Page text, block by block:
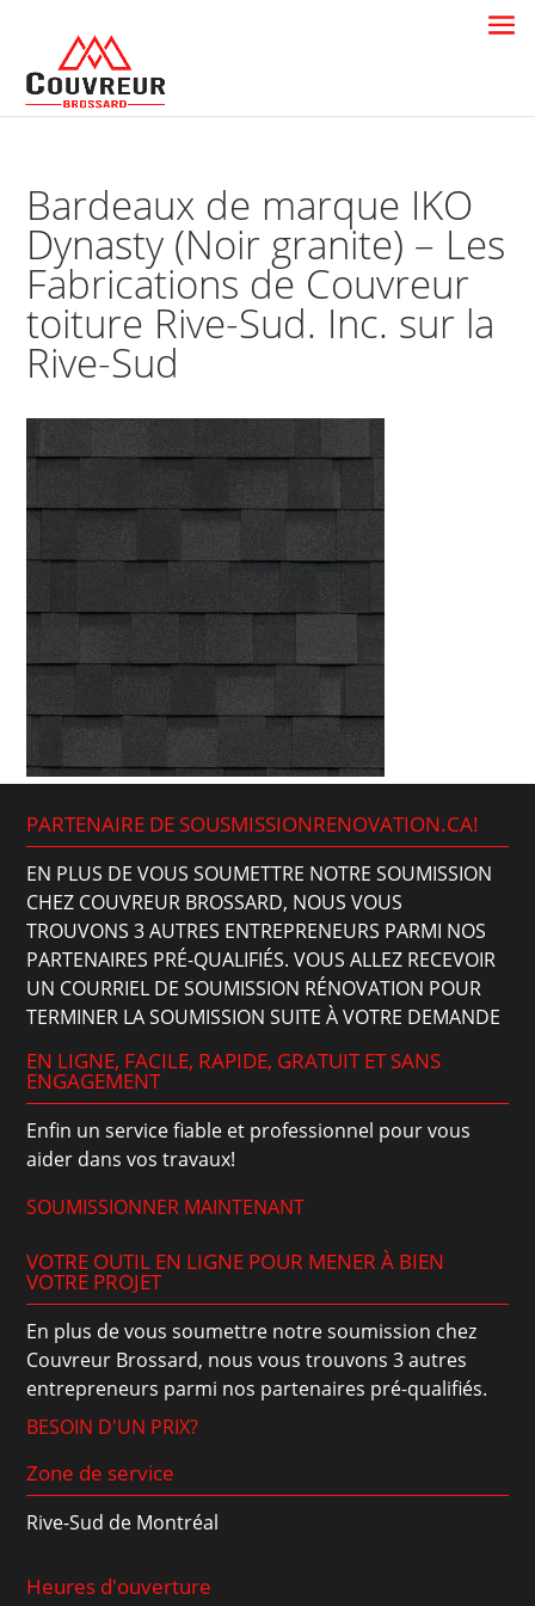
Bardeaux de marque IKO
Dynasty (Noir granite) – Les
Fabrications de Couvreur
toiture Rive-Sud. Inc. sur la
Rive-Sud
PARTENAIRE DE SOUSMISSIONRENOVATION.CA!
EN PLUS DE VOUS SOUMETTRE NOTRE SOUMISSION
CHEZ COUVREUR BROSSARD, NOUS VOUS
TROUVONS 3 AUTRES ENTREPRENEURS PARMI NOS
PARTENAIRES PRÉ-QUALIFIÉS. VOUS ALLEZ RECEVOIR
UN COURRIEL DE SOUMISSION RÉNOVATION POUR
TERMINER LA SOUMISSION SUITE À VOTRE DEMANDE
EN LIGNE, FACILE, RAPIDE, GRATUIT ET SANS
ENGAGEMENT
Enfin un service fiable et professionnel pour vous
aider dans vos travaux!
SOUMISSIONNER MAINTENANT
VOTRE OUTIL EN LIGNE POUR MENER À BIEN
VOTRE PROJET
En plus de vous soumettre notre soumission chez
Couvreur Brossard, nous vous trouvons 3 autres
entrepreneurs parmi nos partenaires pré-qualifiés.
BESOIN D'UN PRIX?
Zone de service
Rive-Sud de Montréal
Heures d'ouverture